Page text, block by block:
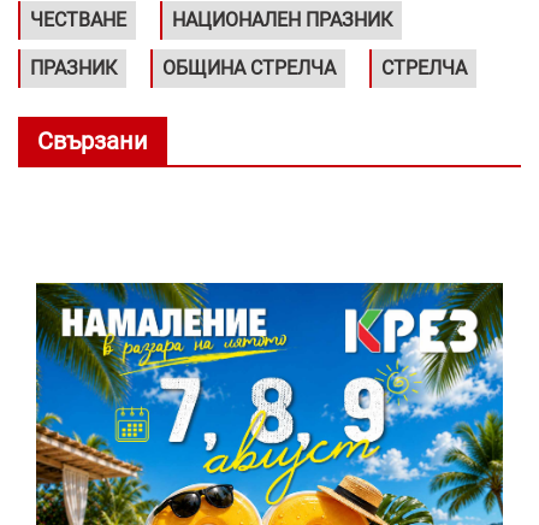
ЧЕСТВАНЕ НАЦИОНАЛЕН ПРАЗНИК
ПРАЗНИК ОБЩИНА СТРЕЛЧА СТРЕЛЧА
Свързани